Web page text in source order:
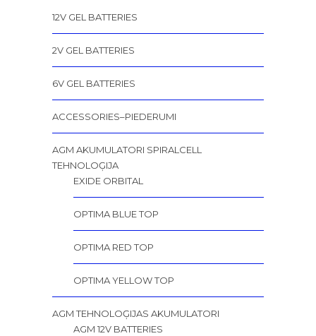
12V GEL BATTERIES
2V GEL BATTERIES
6V GEL BATTERIES
ACCESSORIES–PIEDERUMI
AGM AKUMULATORI SPIRALCELL
TEHNOLOĢIJA
EXIDE ORBITAL
OPTIMA BLUE TOP
OPTIMA RED TOP
OPTIMA YELLOW TOP
AGM TEHNOLOĢIJAS AKUMULATORI
AGM 12V BATTERIES